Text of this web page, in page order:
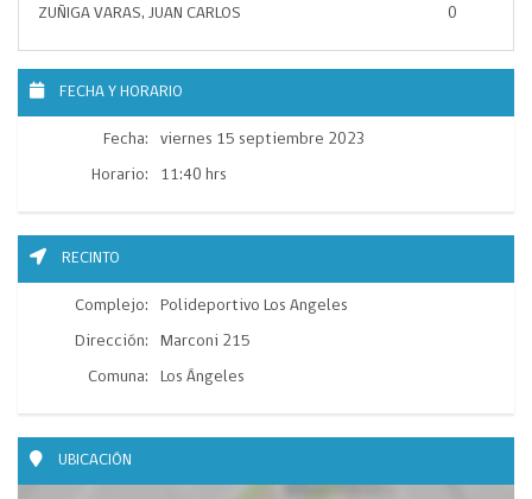
ZUÑIGA VARAS, JUAN CARLOS 0
FECHA Y HORARIO
Fecha:
viernes 15 septiembre 2023
Horario:
11:40 hrs
RECINTO
Complejo:
Polideportivo Los Angeles
Dirección:
Marconi 215
Comuna:
Los Ángeles
UBICACIÓN